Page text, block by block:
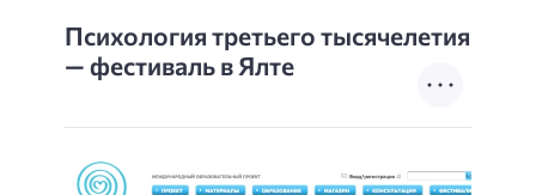
Психология третьего тысячелетия
— фестиваль в Ялте